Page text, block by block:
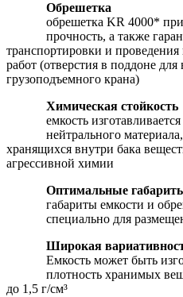
Обрешетка
обрешетка KR 4000*
прочность, а также
транспортировки и
работ (отверстия в поддоне
грузоподъемного крана)
Химическая стойкость
емкость
нейтрального
хранящихся внутри бака
агрессивной химии
Оптимальные
габариты емкости и
специально для
Широкая
Емкость может быть
плотность хранимых
до 1,5 г/см³